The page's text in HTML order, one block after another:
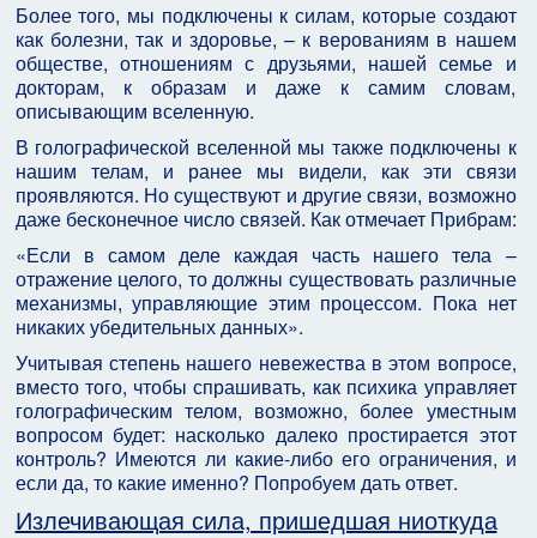
Более того, мы подключены к силам, которые создают
как болезни, так и здоровье, – к верованиям в нашем
обществе, отношениям с друзьями, нашей семье и
докторам, к образам и даже к самим словам,
описывающим вселенную.
В голографической вселенной мы также подключены к
нашим телам, и ранее мы видели, как эти связи
проявляются. Но существуют и другие связи, возможно
даже бесконечное число связей. Как отмечает Прибрам:
«Если в самом деле каждая часть нашего тела –
отражение целого, то должны существовать различные
механизмы, управляющие этим процессом. Пока нет
никаких убедительных данных».
Учитывая степень нашего невежества в этом вопросе,
вместо того, чтобы спрашивать, как психика управляет
голографическим телом, возможно, более уместным
вопросом будет: насколько далеко простирается этот
контроль? Имеются ли какие-либо его ограничения, и
если да, то какие именно? Попробуем дать ответ.
Излечивающая сила, пришедшая ниоткуда